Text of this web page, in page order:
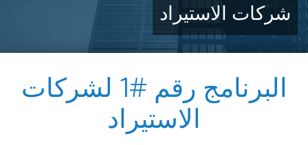
شركات الاستيراد
البرنامج رقم #1 لشركات
الاستيراد